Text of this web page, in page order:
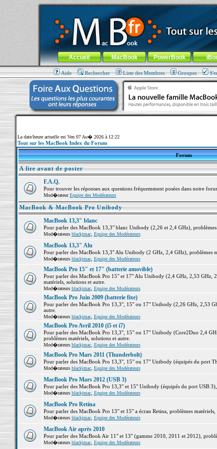
MacBook-fr.com : 100% Apple... 100% nomade !
Aller au contenu-Aller au menu général-Aller au menu de
Menu général
Accueil MacBook PowerBook
Aide Rechercher Liste des Membres Groupes
La date/heure actuelle est Ven 07 Ao� 2026 à 12:22
Tout sur les MacBook Index du Forum
Forum
A lire avant de poster
F.A.Q.
Pour trouver les réponses aux questions fréquemment posées dans notre
Mod�rateurEquipe des Modérateurs
MacBook & MacBook Pro Unibody
MacBook 13,3" blanc
Pour parler des MacBook 13,3" blanc Unibody (2,26 et 2,4 GHz),
Mod�rateurs blackjmac, Equipe des Modérateurs
MacBook 13,3" Alu
Pour parler des MacBook 13,3" Alu Unibody (2 GHz, 2,4 GHz), problèmes
Mod�rateurs blackjmac, Equipe des Modérateurs
MacBook Pro 15" et 17" (batterie amovible)
Pour parler des MacBook Pro 15" et 17" Alu Unibody (2,4 GHz, 2,53 GHz,
matériels, solutions et autre.
Mod�rateurs blackjmac, Equipe des Modérateurs
MacBook Pro Juin 2009 (batterie fixe)
Pour parler des MacBook Pro 13,3", 15" ou 17" Unibody (2,26 GHz, 2,53
autre.
Mod�rateurs blackjmac, Equipe des Modérateurs
MacBook Pro Avril 2010 (i5 et i7)
Pour parler des MacBook Pro 13,3", 15" ou 17" Unibody (Core2Duo 2,4
problèmes matériels, solutions et autre.
Mod�rateurs blackjmac, Equipe des Modérateurs
MacBook Pro Mars 2011 (Thunderbolt)
Pour parler des MacBook Pro 13,3", 15" ou 17" Unibody (équipés du port
Mod�rateurs blackjmac, Equipe des Modérateurs
MacBook Pro Mars 2012 (USB 3)
Pour parler des MacBook Pro 13,3" et 15" Unibody (équipés du port USB
Mod�rateurs blackjmac, Equipe des Modérateurs
MacBook Pro Retina
Pour parler des MacBook Pro 13" et 15" a écran Retina, problèmes matériels,
Mod�rateurs blackjmac, Equipe des Modérateurs
MacBook Air après 2010
Pour parler des MacBook Air 11" et 13" (gamme 2010, 2011 et 2012),
Mod�rateurs blackjmac, Equipe des Modérateurs